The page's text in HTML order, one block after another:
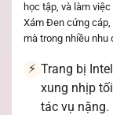
học tập, và làm
Xám Đen cứng
mà trong nhiều nhu
⚡ Trang bị
xung nhịp
tác vụ nặng.